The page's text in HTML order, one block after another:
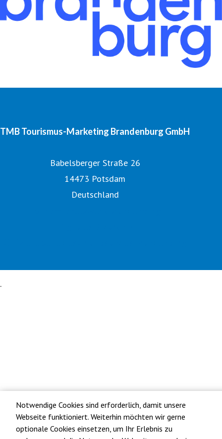
Notwendige Cookies sind erforderlich, damit unsere
Webseite funktioniert. Weiterhin möchten wir gerne
optionale Cookies einsetzen, um Ihr Erlebnis zu
TMB Tourismus-Marketing Brandenburg GmbH
Babelsberger Straße 26
14473 Potsdam
Deutschland